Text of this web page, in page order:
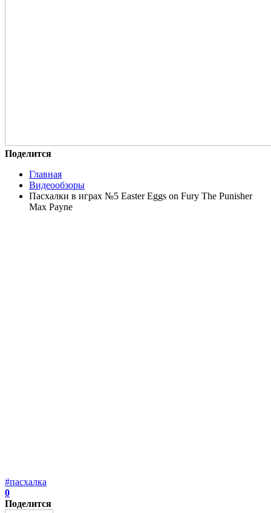
Поделится
Главная
Видеообзоры
Пасхалки в играх №5 Easter Eggs on Fury The Punisher
Max Payne
#пасхалка
0
Поделится